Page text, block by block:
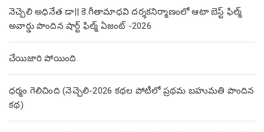
నెచ్చెలి అధినేత డా|| కె.గీతామాధవి దర్శకనిర్మాణంలో ఆటా బెస్ట్ ఫిల్మ్
అవార్డు పొందిన షార్ట్ ఫిల్మ్ ఏజంట్ -2026
చేయిజారి పోయింది
ధర్మం గెలిచింది (నెచ్చెలి-2026 కథల పోటీలో ప్రథమ బహుమతి పొందిన
కథ)